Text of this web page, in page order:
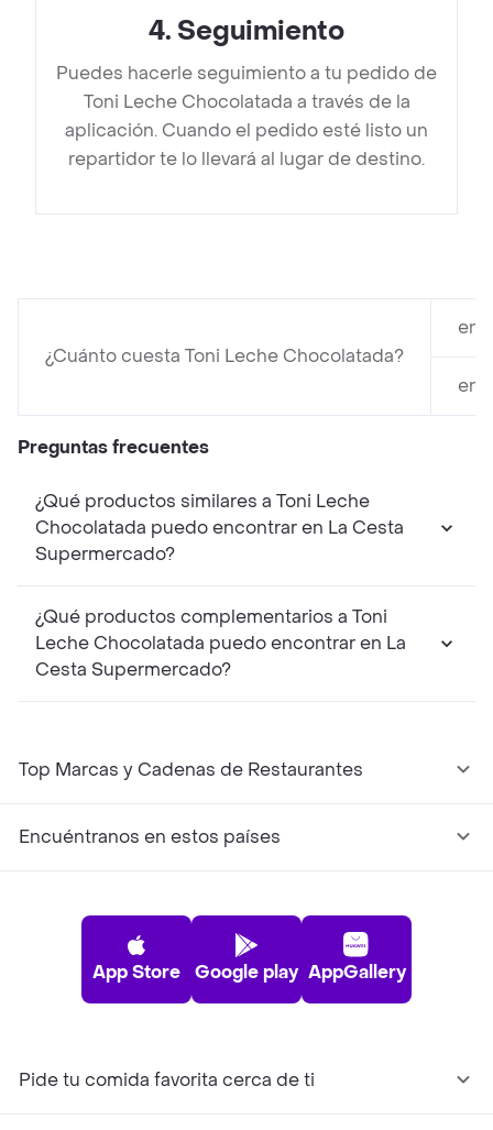
4. Seguimiento
Puedes hacerle seguimiento a tu pedido de
Toni Leche Chocolatada a través de la
aplicación. Cuando el pedido esté listo un
repartidor te lo llevará al lugar de destino.
¿Cuánto cuesta Toni Leche Chocolatada?
en
en
Preguntas frecuentes
¿Qué productos similares a Toni Leche
Chocolatada puedo encontrar en La Cesta
Supermercado?
¿Qué productos complementarios a Toni
Leche Chocolatada puedo encontrar en La
Cesta Supermercado?
Top Marcas y Cadenas de Restaurantes
Encuéntranos en estos países
App Store Google play AppGallery
Pide tu comida favorita cerca de ti